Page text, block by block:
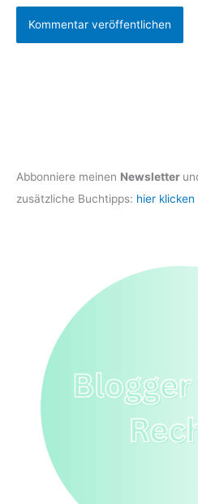
Abbonniere meinen Newsletter
zusätzliche Buchtipps: hier klicken